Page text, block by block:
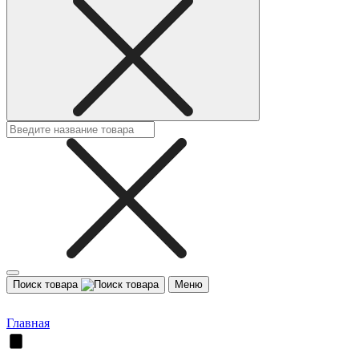
Поиск товара Меню
Главная